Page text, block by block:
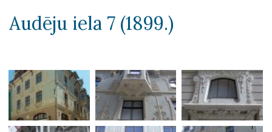
Audēju iela 7 (1899.)